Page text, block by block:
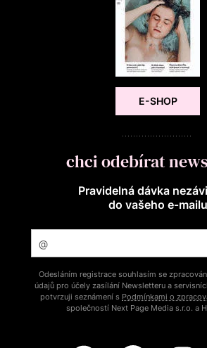
E-SHOP
chci odebírat
Pravidelná dávka
do vašeho e‑mailu
Odesláním registrace souhlasím se
údajů pro účely zasílání Newsletteru a
potvrzuji seznámení s Podmínkami o
společností Next Page Media s.r.o. a